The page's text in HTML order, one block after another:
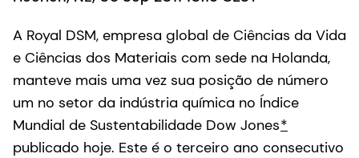
A Royal DSM, empresa global de Ciências da Vida
e Ciências dos Materiais com sede na Holanda,
manteve mais uma vez sua posição de número
um no setor da indústria química no Índice
Mundial de Sustentabilidade Dow Jones*
publicado hoje. Este é o terceiro ano consecutivo